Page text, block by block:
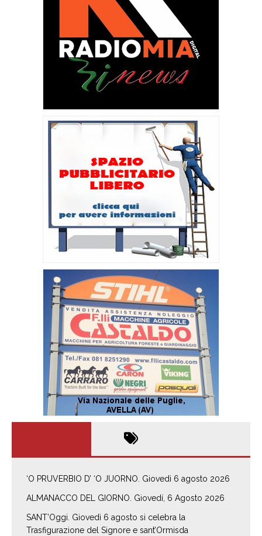
‘O PRUVERBIO D’ ‘O JUORNO. Giovedì 6 agosto 2026
ALMANACCO DEL GIORNO. Giovedí, 6 Agosto 2026
SANT’Oggi. Giovedì 6 agosto si celebra la
Trasfigurazione del Signore e sant’Ormisda